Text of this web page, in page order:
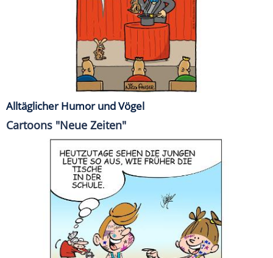
Alltäglicher Humor und Vögel
Cartoons "Neue Zeiten"